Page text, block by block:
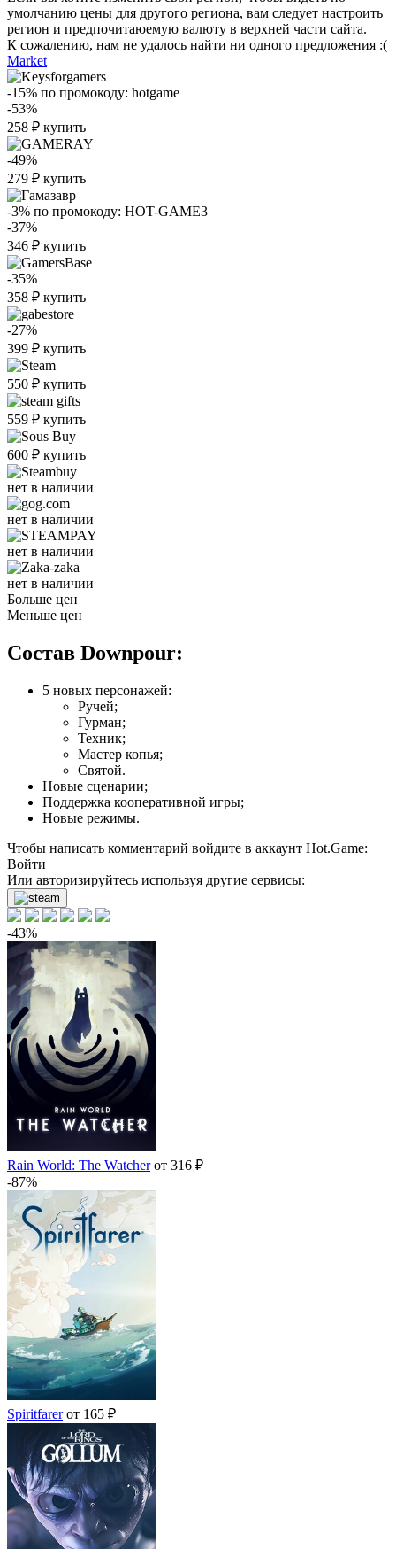
умолчанию цены для другого региона, вам следует настроить
регион и предпочитаюемую валюту в верхней части сайта.
К сожалению, нам не удалось найти ни одного предложения :(
Market
-15% по промокоду: hotgame
-53%
258 ₽ купить
-49%
279 ₽ купить
-3% по промокоду: HOT-GAME3
-37%
346 ₽ купить
-35%
358 ₽ купить
-27%
399 ₽ купить
550 ₽ купить
559 ₽ купить
600 ₽ купить
нет в наличии
нет в наличии
нет в наличии
нет в наличии
Больше цен
Меньше цен
Состав Downpour:
5 новых персонажей:
Ручей;
Гурман;
Техник;
Мастер копья;
Святой.
Новые сценарии;
Поддержка кооперативной игры;
Новые режимы.
Чтобы написать комментарий войдите в аккаунт Hot.Game:
Войти
Или авторизируйтесь используя другие сервисы:
-43%
Rain World: The Watcherот 316 ₽
-87%
Spiritfarerот 165 ₽